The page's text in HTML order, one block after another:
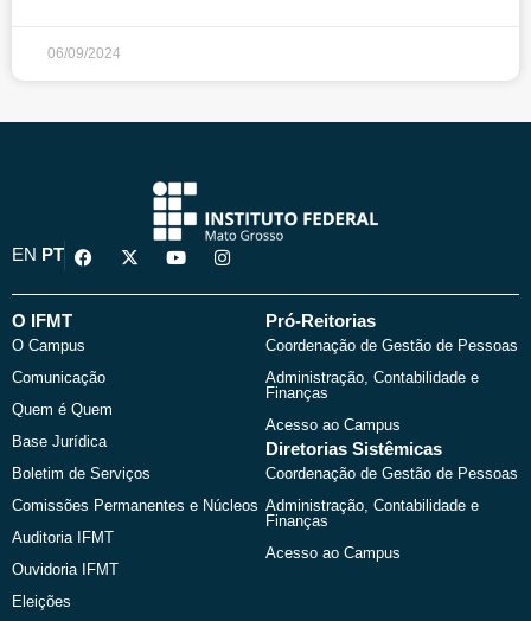
06/09/2024
EN PT
F
a
e
o
k
X
-
w
Y
o
t
I
n
t
O IFMT
O Campus
Comunicação
Quem é Quem
Base Jurídica
Boletim de Serviços
Comissões Permanentes e Núcleos
Auditoria IFMT
Ouvidoria IFMT
Eleições
Pró-Reitorias
Coordenação de Gestão de Pessoas
Administração, Contabilidade e
Finanças
Acesso ao Campus
Diretorias Sistêmicas
Coordenação de Gestão de Pessoas
Administração, Contabilidade e
Finanças
Acesso ao Campus